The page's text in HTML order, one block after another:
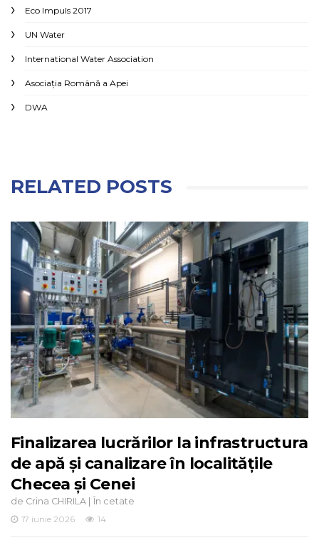
Eco Impuls 2017
UN Water
International Water Association
Asociaţia Română a Apei
DWA
RELATED POSTS
Finalizarea lucrărilor la infrastructura
de apă și canalizare în localitățile
Checea și Cenei
de Crina CHIRILA | În cetate
17 iunie 2026
14